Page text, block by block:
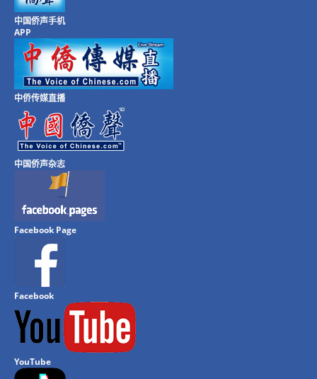
中国侨声手机
APP
中侨传媒直播
中国侨声杂志
Facebook Page
Facebook
YouTube